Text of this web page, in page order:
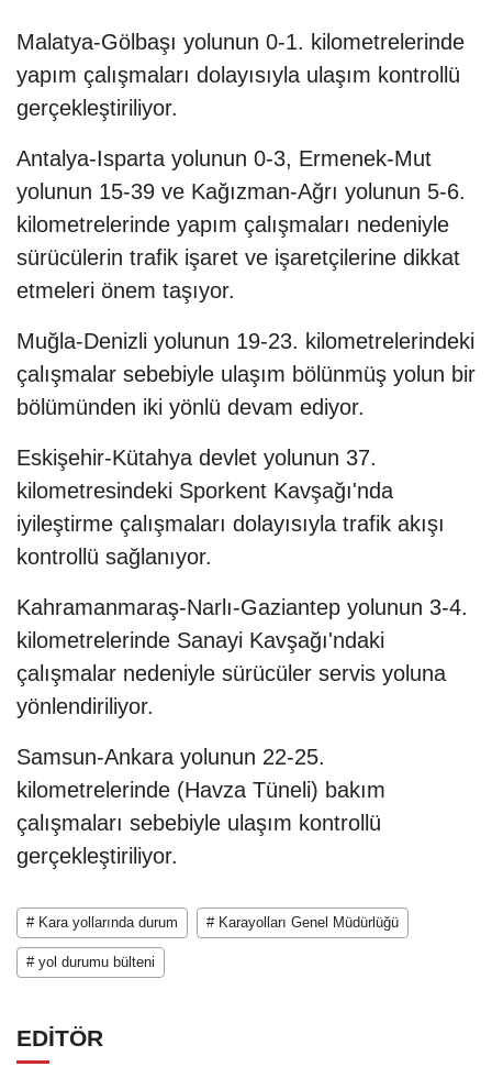
Malatya-Gölbaşı yolunun 0-1. kilometrelerinde
yapım çalışmaları dolayısıyla ulaşım kontrollü
gerçekleştiriliyor.
Antalya-Isparta yolunun 0-3, Ermenek-Mut
yolunun 15-39 ve Kağızman-Ağrı yolunun 5-6.
kilometrelerinde yapım çalışmaları nedeniyle
sürücülerin trafik işaret ve işaretçilerine dikkat
etmeleri önem taşıyor.
Muğla-Denizli yolunun 19-23. kilometrelerindeki
çalışmalar sebebiyle ulaşım bölünmüş yolun bir
bölümünden iki yönlü devam ediyor.
Eskişehir-Kütahya devlet yolunun 37.
kilometresindeki Sporkent Kavşağı'nda
iyileştirme çalışmaları dolayısıyla trafik akışı
kontrollü sağlanıyor.
Kahramanmaraş-Narlı-Gaziantep yolunun 3-4.
kilometrelerinde Sanayi Kavşağı'ndaki
çalışmalar nedeniyle sürücüler servis yoluna
yönlendiriliyor.
Samsun-Ankara yolunun 22-25.
kilometrelerinde (Havza Tüneli) bakım
çalışmaları sebebiyle ulaşım kontrollü
gerçekleştiriliyor.
# Kara yollarında durum # Karayolları Genel Müdürlüğü
# yol durumu bülteni
EDİTÖR